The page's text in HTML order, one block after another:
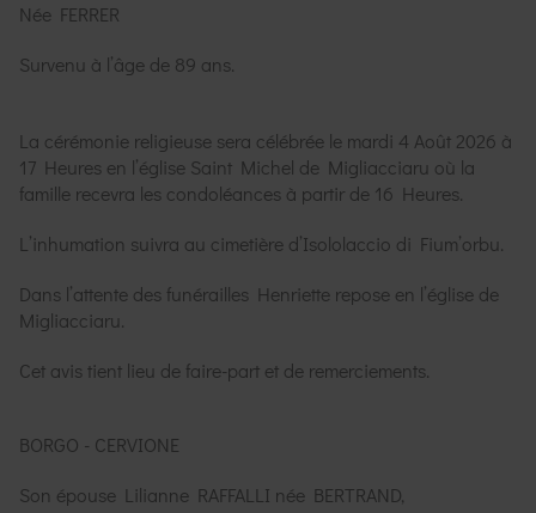
Née FERRER
Survenu à l’âge de 89 ans.
La cérémonie religieuse sera célébrée le mardi 4 Août 2026 à
17 Heures en l’église Saint Michel de Migliacciaru où la
famille recevra les condoléances à partir de 16 Heures.
L’inhumation suivra au cimetière d’Isololaccio di Fium’orbu.
Dans l’attente des funérailles Henriette repose en l’église de
Migliacciaru.
Cet avis tient lieu de faire-part et de remerciements.
BORGO - CERVIONE
Son épouse Lilianne RAFFALLI née BERTRAND,